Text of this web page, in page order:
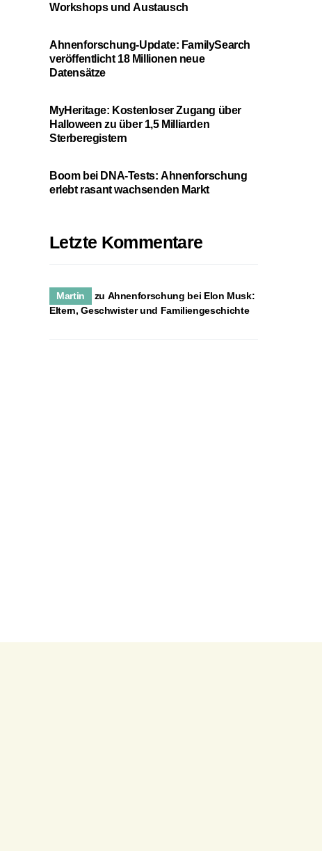
Workshops und Austausch
Ahnenforschung-Update: FamilySearch
veröffentlicht 18 Millionen neue
Datensätze
MyHeritage: Kostenloser Zugang über
Halloween zu über 1,5 Milliarden
Sterberegistern
Boom bei DNA-Tests: Ahnenforschung
erlebt rasant wachsenden Markt
Letzte Kommentare
Martin zu Ahnenforschung bei Elon Musk:
Eltern, Geschwister und Familiengeschichte